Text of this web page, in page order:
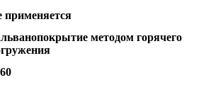
применяется
методом горячего